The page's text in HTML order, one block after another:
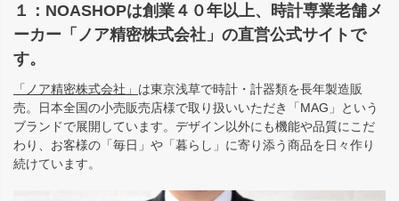
１：NOASHOPは創業４０年以上、時計専業老舗メ
ーカー「ノア精密株式会社」の直営公式サイトで
す。
「ノア精密株式会社」 は東京浅草で時計・計器類を長年製造販
売。日本全国の小売販売店様で取り扱いいただき「MAG」という
ブランドで展開しています。デザイン以外にも機能や品質にこだ
わり、お客様の「毎日」や「暮らし」に寄り添う商品を日々作り
続けています。